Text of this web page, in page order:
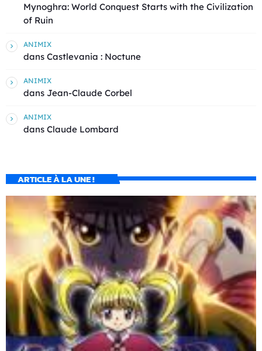
Mynoghra: World Conquest Starts with the Civilization
of Ruin
ANIMIX
dans Castlevania : Noctune
ANIMIX
dans Jean-Claude Corbel
ANIMIX
dans Claude Lombard
ARTICLE À LA UNE !